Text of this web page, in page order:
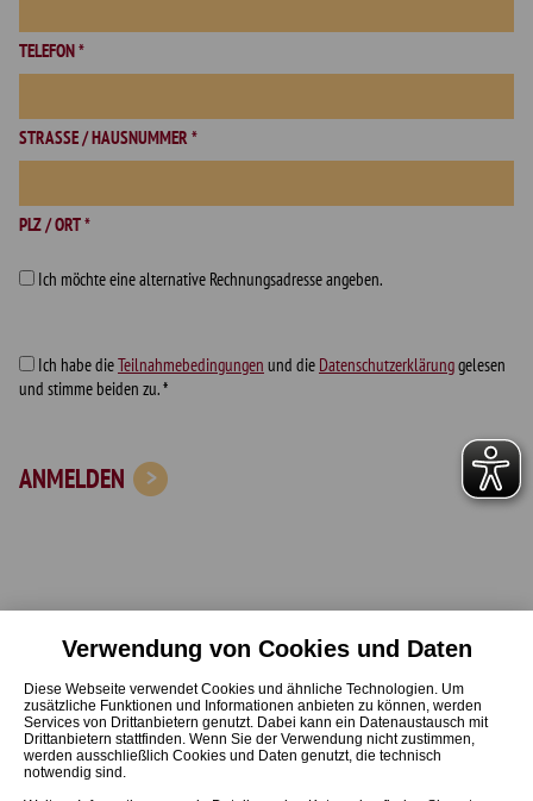
TELEFON *
STRASSE / HAUSNUMMER *
PLZ / ORT *
Ich möchte eine alternative Rechnungsadresse angeben.
Ich habe dieTeilnahmebedingungen und die Datenschutzerklärunggelesen
und stimme beiden zu. *
ANMELDEN
Ausbildung
Weiterbildung
Fortbildung
Veranstaltungen
Neuigkeiten
Kontakt
Verwendung von Cookies und Daten
Diese Webseite verwendet Cookies und ähnliche Technologien. Um
zusätzliche Funktionen und Informationen anbieten zu können, werden
Services von Drittanbietern genutzt. Dabei kann ein Datenaustausch mit
Drittanbietern stattfinden. Wenn Sie der Verwendung nicht zustimmen,
werden ausschließlich Cookies und Daten genutzt, die technisch
notwendig sind.